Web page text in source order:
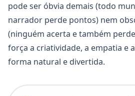
pode ser óbvia demais (todo
narrador perde pontos) nem
(ninguém acerta e também
força a criatividade, a empatia e
forma natural e divertida.